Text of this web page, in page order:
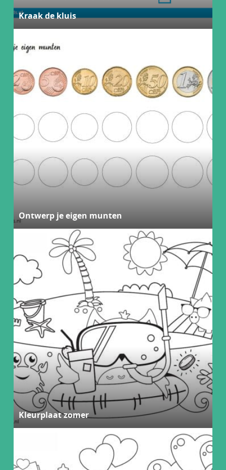
Kraak de kluis
Ontwerp je eigen munten
Kleurplaat zomer